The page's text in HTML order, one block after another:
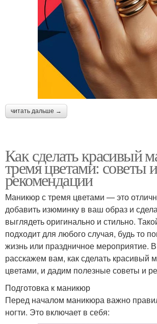
читать дальше →
Как сделать красивый
тремя цветами: советы и
рекомендации
Маникюр с тремя цветами — это
добавить изюминку в ваш образ и
выглядеть оригинально и стильно.
подходит для любого случая, будь то
жизнь или праздничное мероприятие.
расскажем вам, как сделать красивый
цветами, и дадим полезные советы и
Подготовка к маникюр
Перед началом маникюра важно
ногти. Это включает в себя: